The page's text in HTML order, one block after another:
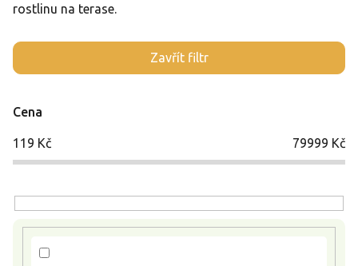
rostlinu na terase.
Zavřít filtr
Cena
119 Kč 79999 Kč
V
ý
s
p
u